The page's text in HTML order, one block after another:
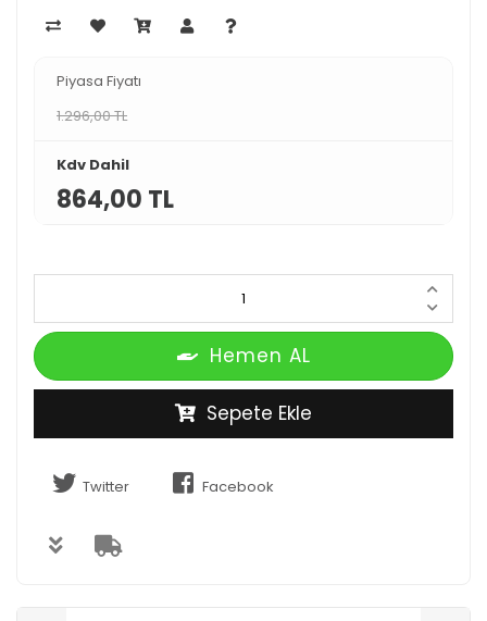
Piyasa Fiyatı
1.296,00 TL
Kdv Dahil
864,00 TL
Hemen AL
Sepete Ekle
Twitter Facebook